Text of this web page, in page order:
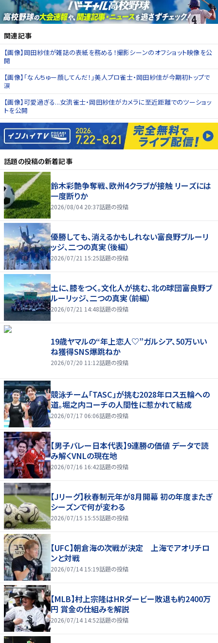
関連記事
【画像】岡田紗佳が雑誌の表紙を務める！撮影シーンのオフショット映像を公
開
【画像】「なんちゅー顔してんだ！」美人プロ雀士・岡田紗佳が今期初トップで
涙
【画像】可愛過ぎる...女流雀士・岡田紗佳がカメラに至近距離でのツーショッ
トを公開
話題の投稿の新着記事
鈴木彩艶争奪戦、欧州4クラブが接触 リーズには
一度断りか
2026/08/04 20:37話題の投稿
優勝しても、消えるかもしれない――富良野ブルーリ
ッジ、二つの真実（後編）
2026/07/21 15:25話題の投稿
土に、膝をつく。文化人が挑む、北の球団――富良野ブ
ルーリッジ、二つの真実（前編）
2026/07/21 14:48話題の投稿
19歳ヤマルの“年上恋人♡”ガルシア、50万いい
ね獲得SNS爆跳ねか
2026/07/20 11:12話題の投稿
競泳チーム「TASC」が挑む2028年ロス五輪への
道。堀之内コーチの人間性に惹かれて結成
2026/07/17 06:06話題の投稿
【男子バレー日本代表】9連勝の価値 データで読
み解くVNLの現在地
2026/07/16 16:42話題の投稿
【Jリーグ】秋春制元年が8月開幕 初の年度またぎ
シーズンで何が変わる
2026/07/15 15:55話題の投稿
【UFC】朝倉海の次戦が決定 上海でアオリチロ
ンと対戦
2026/07/14 15:19話題の投稿
【MLB】村上宗隆はHRダービー敗退も約2400万
円 賞金の仕組みを解説
2026/07/14 14:52話題の投稿